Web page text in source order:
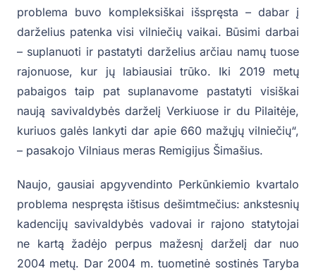
problema buvo kompleksiškai išspręsta – dabar į
darželius patenka visi vilniečių vaikai. Būsimi darbai
– suplanuoti ir pastatyti darželius arčiau namų tuose
rajonuose, kur jų labiausiai trūko. Iki 2019 metų
pabaigos taip pat suplanavome pastatyti visiškai
naują savivaldybės darželį Verkiuose ir du Pilaitėje,
kuriuos galės lankyti dar apie 660 mažųjų vilniečių“,
– pasakojo Vilniaus meras Remigijus Šimašius.
Naujo, gausiai apgyvendinto Perkūnkiemio kvartalo
problema nespręsta ištisus dešimtmečius: ankstesnių
kadencijų savivaldybės vadovai ir rajono statytojai
ne kartą žadėjo perpus mažesnį darželį dar nuo
2004 metų. Dar 2004 m. tuometinė sostinės Taryba